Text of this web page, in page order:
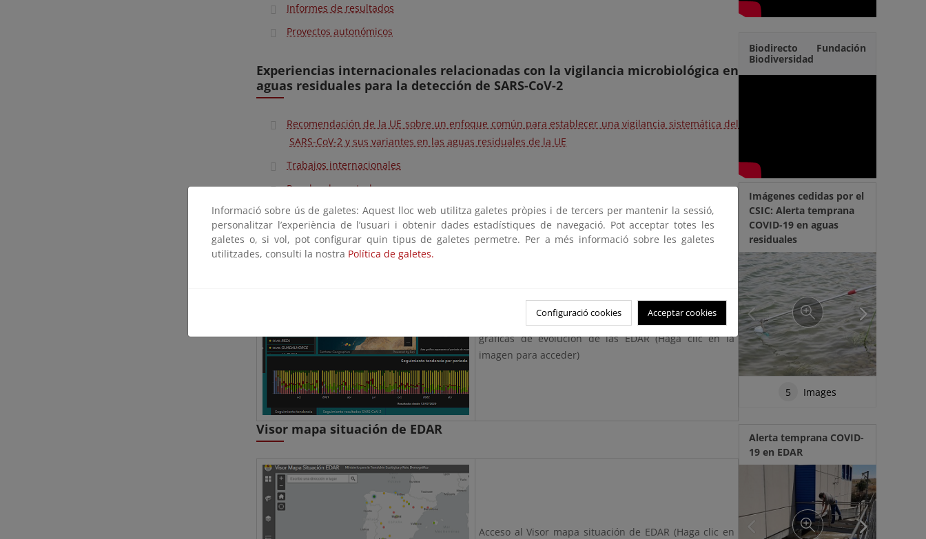
Informes de resultados
Proyectos autonómicos
Experiencias internacionales relacionadas con la vigilancia microbiológica en
aguas residuales para la detección de SARS-CoV-2
Recomendación de la UE sobre un enfoque común para establecer una vigilancia sistemática del
SARS-CoV-2 y sus variantes en las aguas residuales de la UE
Trabajos internacionales
Paneles de control
Cuadro de mando de evolución y secuenciación en EDAR
Acceso al Cuadro de mando de evolución de EDAR con
gráficas de evolución de las EDAR (Haga clic en la
imagen para acceder)
Visor mapa situación de EDAR
Acceso al Visor mapa situación de EDAR (Haga clic en
Biodirecto Fundación
Biodiversidad
Imágenes cedidas por el
CSIC: Alerta temprana
COVID-19 en aguas
residuales
5 Images
Alerta temprana COVID-
19 en EDAR
Informació sobre ús de galetes: Aquest lloc web utilitza galetes pròpies i de tercers per mantenir la sessió,
personalitzar l’experiència de l’usuari i obtenir dades estadístiques de navegació. Pot acceptar totes les
galetes o, si vol, pot configurar quin tipus de galetes permetre. Per a més informació sobre les galetes
utilitzades, consulti la nostra Política de galetes.
Configuració cookies Acceptar cookies